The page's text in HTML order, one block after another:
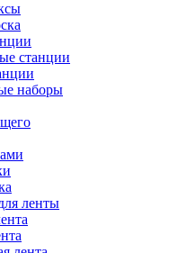
станции
наборы
ленты